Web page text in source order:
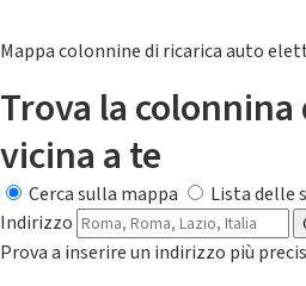
Mappa colonnine di ricarica auto
Trova la
vicina a te
Cerca sulla mappa
Lista delle
Indirizzo
Prova a inserire un indirizzo più